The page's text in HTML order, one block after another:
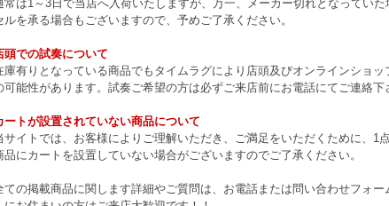
常は1～3日で当店へ入荷いたしますが、万一、メーカー切れとなってい
ルを承る場合もございますので、予めご了承ください。
頭での試奏について
庫有りとなっている商品でもタイムラグにより店頭及びオンラインショ
可能性があります。試奏ご希望の方は必ずご来店前にお電話にてご連絡下
ートが設置されていない商品について
サイトでは、お客様によりご理解いただき、ご満足をいただくために、1
品にカートを設置していない場合がございますのでご了承ください。
ての掲載商品に関します詳細やご質問は、お電話または問い合わせフォ